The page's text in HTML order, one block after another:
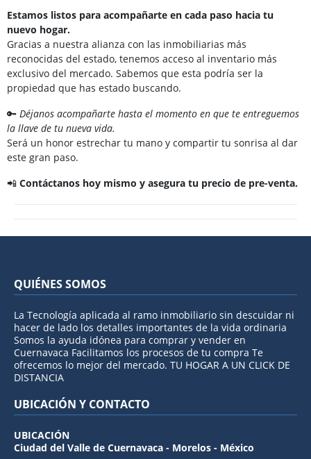
Estamos listos para acompañarte en cada paso hacia tu
nuevo hogar.
Gracias a nuestra alianza con las inmobiliarias más
reconocidas del estado, tenemos acceso al inventario más
exclusivo del mercado. Sabemos que esta podría ser la
propiedad que has estado buscando.
🔑 Déjanos acompañarte hasta el momento en que te entreguemos
la llave de tu nueva vida.
Será un honor estrechar tu mano y compartir tu sonrisa al dar
este gran paso.
📲 Contáctanos hoy mismo y asegura tu precio de pre-venta.
QUIÉNES SOMOS
La Tecnología aplicada al ramo inmobiliario sin descuidar ni
hacer de lado los detalles importantes de la vida ordinaria
Somos la ayuda idónea para comprar y vender en
Cuernavaca Facilitamos los procesos de tu compra Te
ofrecemos lo mejor del mercado. TU HOGAR A UN CLICK DE
DISTANCIA
UBICACIÓN Y CONTACTO
UBICACIÓN
Ciudad del Valle de Cuernavaca - Morelos - México